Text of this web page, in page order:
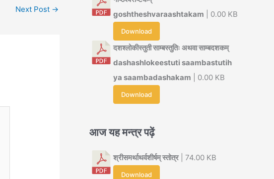
Next Post →
goshtheshvaraashtakam | 0.00 KB
Download
दशश्लोकीस्तुती साम्बस्तुतिः अथवा साम्बदशकम्
dashashlokeestuti saambastutih
ya saambadashakam | 0.00 KB
Download
आज यह मन्त्र पढ़ें
श्रीसमर्थाथर्वशीर्षम् स्तोत्र| 74.00 KB
Download